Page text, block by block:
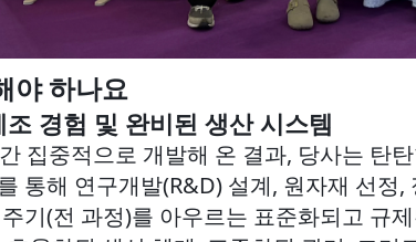
야 하나요
경험 및 완비된 생산 시스템
집중적으로 개발해 온 결과, 당사는 탄
통해 연구개발(R&D) 설계, 원자재 선
기(전 과정)를 아우르는 표준화되고 규